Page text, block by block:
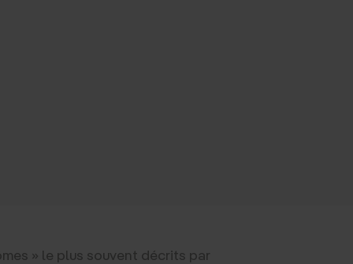
» le plus souvent décrits par